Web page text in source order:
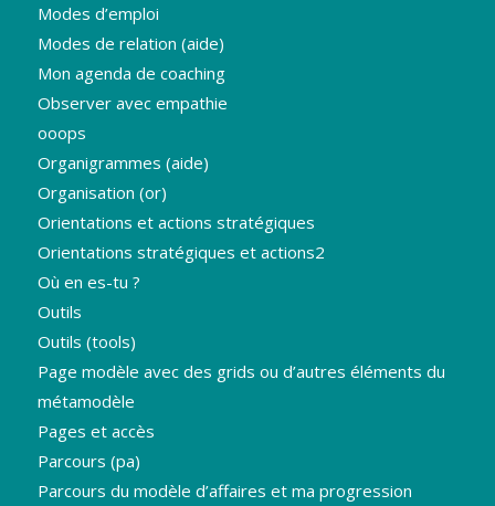
Modes d’emploi
Modes de relation (aide)
Mon agenda de coaching
Observer avec empathie
ooops
Organigrammes (aide)
Organisation (or)
Orientations et actions stratégiques
Orientations stratégiques et actions2
Où en es-tu ?
Outils
Outils (tools)
Page modèle avec des grids ou d’autres éléments du
métamodèle
Pages et accès
Parcours (pa)
Parcours du modèle d’affaires et ma progression